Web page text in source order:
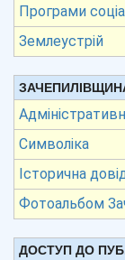
Програми
Землеустрій
Символіка
Історична
Фотоальбом
ДОСТУП ДО